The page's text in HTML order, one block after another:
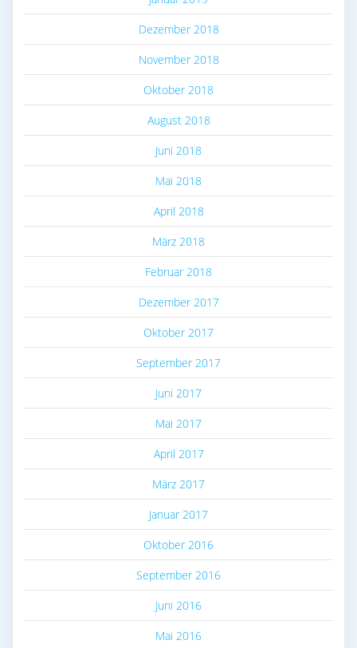
Dezember 2018
November 2018
Oktober 2018
August 2018
Juni 2018
Mai 2018
April 2018
März 2018
Februar 2018
Dezember 2017
Oktober 2017
September 2017
Juni 2017
Mai 2017
April 2017
März 2017
Januar 2017
Oktober 2016
September 2016
Juni 2016
Mai 2016